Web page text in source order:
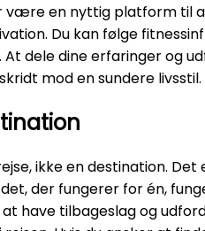
være en nyttig platform til
Du kan følge
dele dine erfaringer og
mod en sundere livsstil.
ikke en destination.
det, der fungerer for én,
at have tilbageslag og